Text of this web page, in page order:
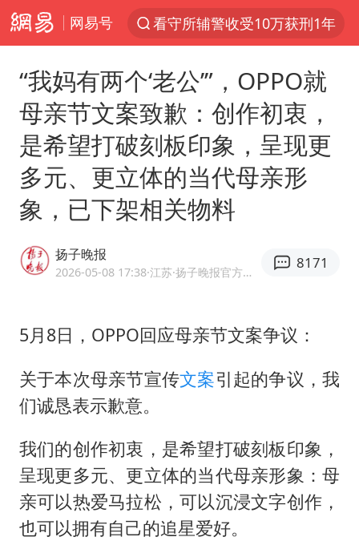
网易号
看守所辅警收受10万获刑1年
中方回应是否在太平洋海底开采稀土
陈熠叫医疗暂停被驳回 带伤遭逆转
多地要求领导干部带头休假
首次证实！“胶球”存在
泰国一女公务员妆容引争议 本人回应
U17国足1分钟轰2球
80后女柜员逆袭成4200亿银行副行长
“我妈有两个‘老公’”，OPPO就
母亲节文案致歉：创作初衷，
是希望打破刻板印象，呈现更
多元、更立体的当代母亲形
象，已下架相关物料
扬子晚报
2026-05-08 17:38·江苏 ·扬子晚报官方网易号
8171
5月8日，OPPO回应母亲节文案争议：
关于本次母亲节宣传文案引起的争议，我
们诚恳表示歉意。
我们的创作初衷，是希望打破刻板印象，
呈现更多元、更立体的当代母亲形象：母
亲可以热爱马拉松，可以沉浸文字创作，
也可以拥有自己的追星爱好。